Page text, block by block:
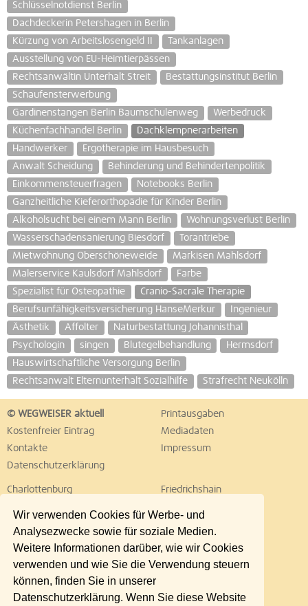
Wir verwenden Cookies für Werbe- und
Analysezwecke sowie für soziale Medien.
Weitere Informationen darüber, wie wir Cookies
verwenden und wie Sie die Verwendung steuern
können, finden Sie in unserer
Datenschutzerklärung. Wenn Sie diese Website
Schlüsselnotdienst Berlin
Dachdeckerin Petershagen in Berlin
Kürzung von Arbeitslosengeld II
Tankanlagen
Ausstellung von EU-Heimtierpässen
Rechtsanwältin Unterhalt Streit
Bestattungsinstitut Berlin
Schaufensterwerbung
Gardinenstangen Berlin Baumschulenweg
Werbedruck
Küchenfachhandel Berlin
Dachklempnerarbeiten
Handwerker
Ergotherapie im Hausbesuch
Anwalt Scheidung
Behinderung und Behindertenpolitik
Einkommensteuerfragen
Notebooks Berlin
Ganzheitliche Kieferorthopädie für Kinder Berlin
Alkoholsucht bei einem Mann Berlin
Wohnungsverlust Berlin
Wasserschadensanierung Biesdorf
Torantriebe
Mietwohnung Oberschöneweide
Markisen Mahlsdorf
Malerservice Kaulsdorf Mahlsdorf
Farbe
Spezialist für Osteopathie
Cranio-Sacrale Therapie
Berufsunfähigkeitsversicherung HanseMerkur
Ingenieur
Ästhetik
Affolter
Naturbestattung Johannisthal
Psychologin
singen Blutegelbehandlung
Hermsdorf
Hauswirtschaftliche Versorgung Berlin
Rechtsanwalt Elternunterhalt Sozialhilfe
Strafrecht Neukölln
© WEGWEISER aktuell
Printausgaben
Kostenfreier Eintrag
Mediadaten
Kontakte
Impressum
Datenschutzerklärung
Charlottenburg
Friedrichshain
Lichtenberg
Marzahn
Neukölln
Pankow
Reinickendorf
Schöneberg